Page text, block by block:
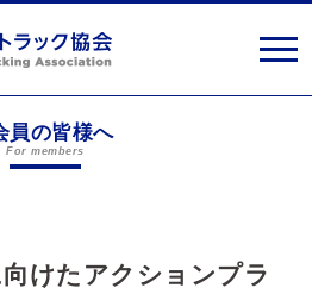
員の皆様へ
For members
けたアクションプラ